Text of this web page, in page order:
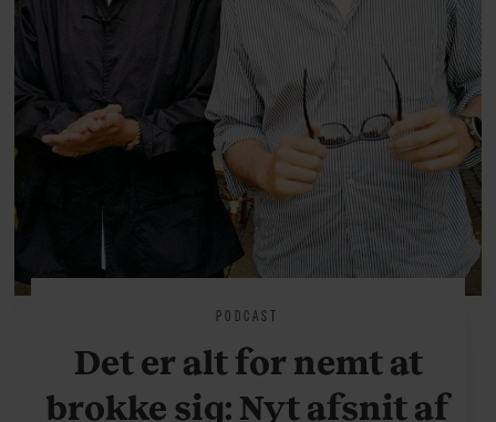
Mikkel Bjørn, Nye Borgerlige
PODCAST
Det er alt for nemt at
brokke sig: Nyt afsnit af